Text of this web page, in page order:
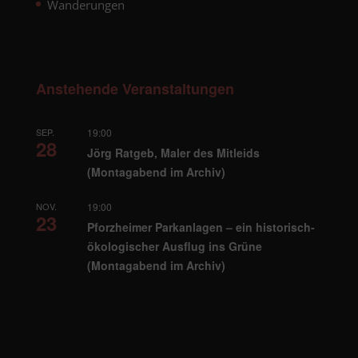
Wanderungen
Anstehende Veranstaltungen
SEP.
28
19:00
Jörg Ratgeb, Maler des Mitleids
(Montagabend im Archiv)
NOV.
23
19:00
Pforzheimer Parkanlagen – ein historisch-
ökologischer Ausflug ins Grüne
(Montagabend im Archiv)